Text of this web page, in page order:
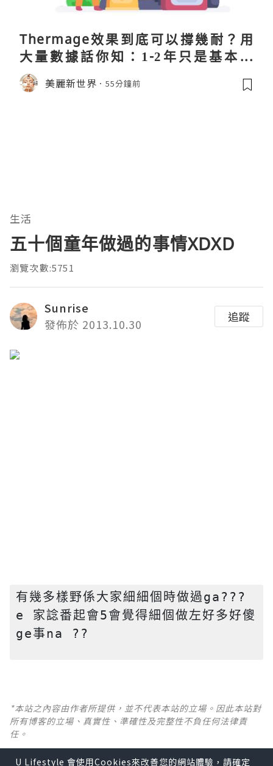
Thermage效果到底可以撐幾耐？用
大量數據話你知：1-2年只是基本操
作！
美麗新世界 55分鐘前
生活
五十個童年做過的事情XDXD
瀏覽次數:5751
Sunrise
發佈於 2013.10.30
追蹤
有幾多樣野係大家細細個時做過ga???
e 家諗番起會5會覺得細個做左好多好傻
ge事na ??
*本站之內容由作者所提供，並不代表本站的立場。因此本站對
所有博客的立場、真實性、準確性及完整性不負任何法律責
任。
【 U Creator 招募 】
U Lifestyle 會使用Cookies來改善您的網站體驗，請確定